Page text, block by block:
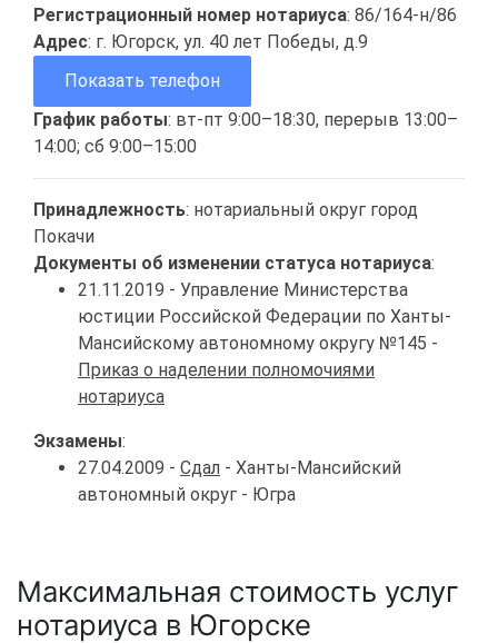
Регистрационный номер нотариуса: 86/164-н/86
Адрес: г. Югорск, ул. 40 лет Победы, д.9
Показать телефон
График работы: вт-пт 9:00–18:30, перерыв 13:00–
14:00; сб 9:00–15:00
Принадлежность: нотариальный округ город
Покачи
Документы об изменении статуса нотариуса:
21.11.2019 - Управление Министерства
юстиции Российской Федерации по Ханты-
Мансийскому автономному округу №145 -
Приказ о наделении полномочиями
нотариуса
Экзамены:
27.04.2009 - Сдал - Ханты-Мансийский
автономный округ - Югра
Максимальная стоимость услуг
нотариуса в Югорске